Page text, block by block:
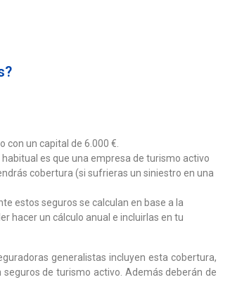
con un capital de 6.000 €.
habitual es que una empresa de turismo activo
cobertura (si sufrieras un siniestro en una
estos seguros se calculan en base a la
hacer un cálculo anual e incluirlas en tu
generalistas incluyen esta cobertura,
de turismo activo. Además deberán de